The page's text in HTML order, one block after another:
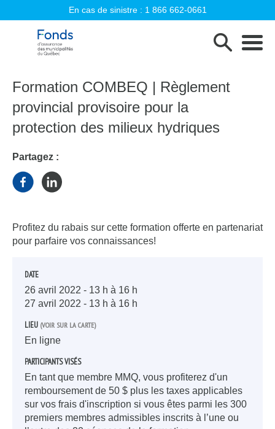
En cas de sinistre : 1 866 662-0661
Fonds d'assurance des municipalités
Formation COMBEQ | Règlement
provincial provisoire pour la
protection des milieux hydriques
Partagez :
Profitez du rabais sur cette formation offerte en partenariat
pour parfaire vos connaissances!
DATE
26 avril 2022 - 13 h à 16 h
27 avril 2022 - 13 h à 16 h
LIEU (VOIR SUR LA CARTE)
En ligne
PARTICIPANTS VISÉS
En tant que membre MMQ, vous profiterez d'un
remboursement de 50 $ plus les taxes applicables
sur vos frais d'inscription si vous êtes parmi les 300
premiers membres admissibles inscrits à l’une ou